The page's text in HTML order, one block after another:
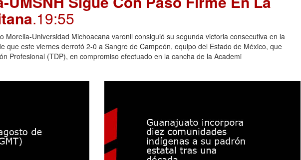
.19:55
Morelia-Universidad Michoacana varonil consiguió su segunda victoria consecutiva en la
que este viernes derrotó 2-0 a Sangre de Campeón, equipo del Estado de México, que
Profesional (TDP), en compromiso efectuado en la cancha de la Academi